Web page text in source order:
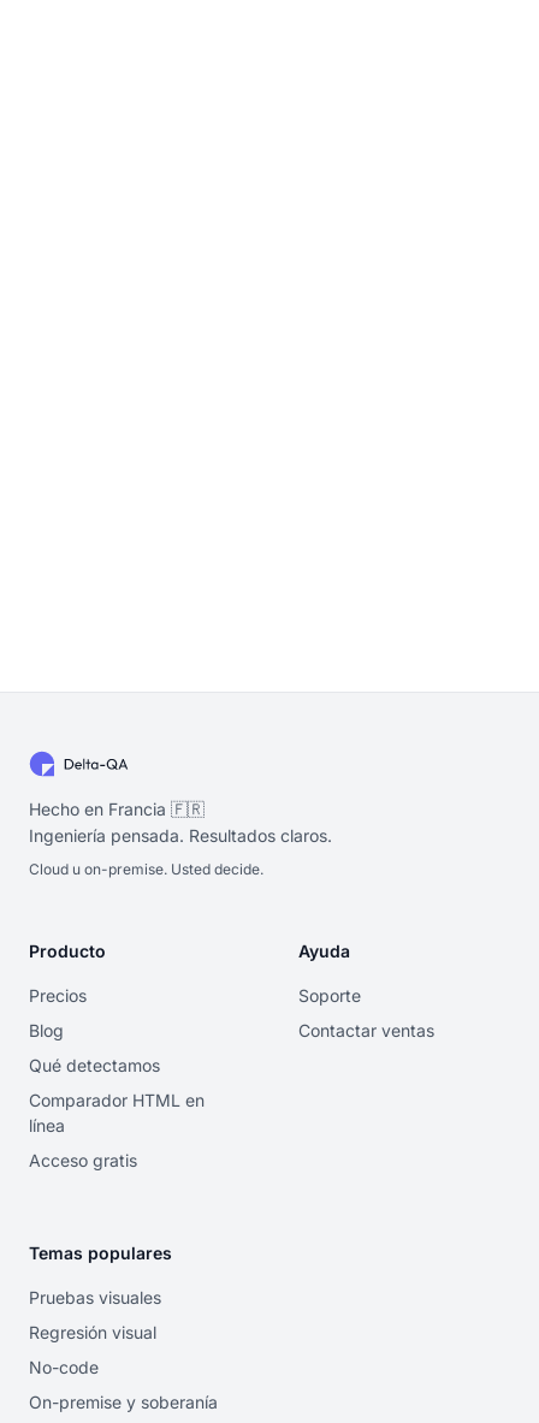
Hecho en Francia 🇫🇷
Ingeniería pensada. Resultados claros.
Cloud u on-premise. Usted decide.
Producto
Precios
Blog
Qué detectamos
Comparador HTML en
línea
Acceso gratis
Ayuda
Soporte
Contactar ventas
Temas populares
Pruebas visuales
Regresión visual
No-code
On-premise y soberanía